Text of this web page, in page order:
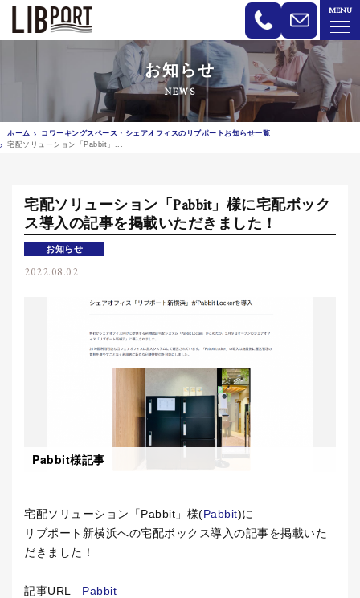
MENU
LIBPORT リブポート | コワーキング
お知らせ
NEWS
ホーム
コワーキングスペース・シェアオフィスのリブポートお知らせ一覧
宅配ソリューション「Pabbit」...
宅配ソリューション「Pabbit」様に宅配ボック
ス導入の記事を掲載いただきました！
お知らせ
2022.08.02
Pabbit様記事
宅配ソリューション「Pabbit」様(Pabbit)に
リブポート新横浜への宅配ボックス導入の記事を掲載いた
だきました！
記事URL Pabbit